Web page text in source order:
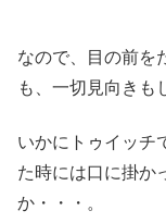
なので、目の前を
も、一切見向きも
いかにトゥイッチ
た時には口に掛か
か・・・。